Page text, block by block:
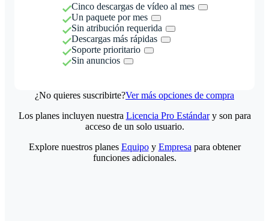
Cinco descargas de vídeo al mes
Un paquete por mes
Sin atribución requerida
Descargas más rápidas
Soporte prioritario
Sin anuncios
¿No quieres suscribirte?Ver más opciones de compra
Los planes incluyen nuestra Licencia Pro Estándary son para
acceso de un solo usuario.
Explore nuestros planes Equipoy Empresa para obtener
funciones adicionales.